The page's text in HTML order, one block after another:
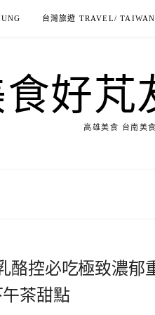
台灣旅遊 TRAVEL/ TAIWAN
好芃
高雄美食 台南美
酪控必吃極致濃郁
茶甜點